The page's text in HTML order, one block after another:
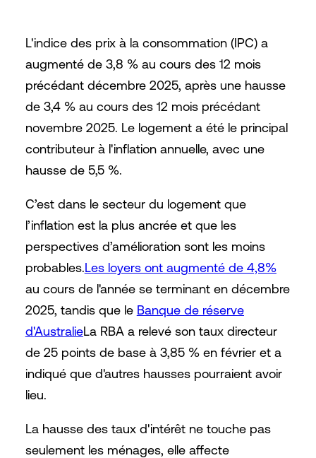
L'indice des prix à la consommation (IPC) a
augmenté de 3,8 % au cours des 12 mois
précédant décembre 2025, après une hausse
de 3,4 % au cours des 12 mois précédant
novembre 2025. Le logement a été le principal
contributeur à l'inflation annuelle, avec une
hausse de 5,5 %.
C’est dans le secteur du logement que
l’inflation est la plus ancrée et que les
perspectives d’amélioration sont les moins
probables.Les loyers ont augmenté de 4,8%
au cours de l'année se terminant en décembre
2025, tandis que le Banque de réserve
d'AustralieLa RBA a relevé son taux directeur
de 25 points de base à 3,85 % en février et a
indiqué que d'autres hausses pourraient avoir
lieu.
La hausse des taux d'intérêt ne touche pas
seulement les ménages, elle affecte